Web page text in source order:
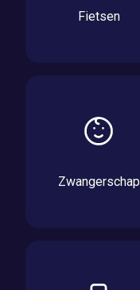
Fietsen
Zwangerschap